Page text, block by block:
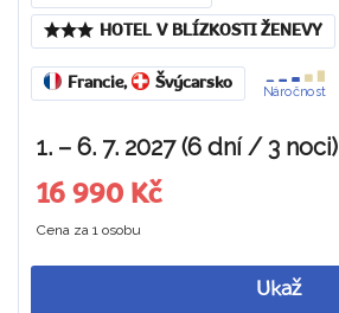
HOTEL V BLÍZKOSTI ŽENEVY
Francie, Švýcarsko
Náročnost
1. – 6. 7. 2027 (6 dní / 3 noci)
16 990 Kč
Cena za 1 osobu
Ukaž